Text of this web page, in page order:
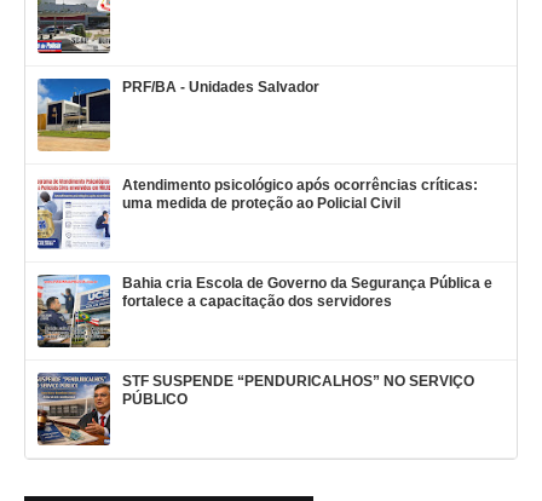
PRF/BA - Unidades Salvador
Atendimento psicológico após ocorrências críticas:
uma medida de proteção ao Policial Civil
Bahia cria Escola de Governo da Segurança Pública e
fortalece a capacitação dos servidores
STF SUSPENDE “PENDURICALHOS” NO SERVIÇO
PÚBLICO